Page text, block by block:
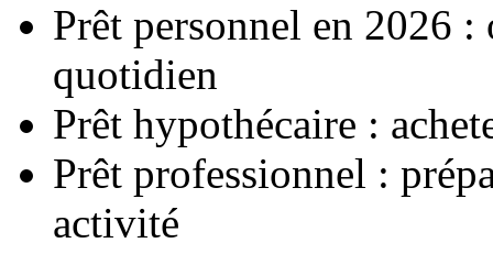
Prêt personnel en 2026
quotidien
Prêt hypothécaire :
Prêt professionnel :
activité